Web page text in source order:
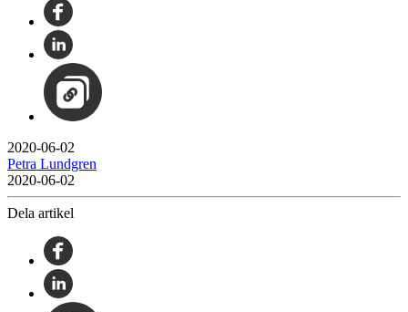
2020-06-02
Petra Lundgren
2020-06-02
Dela artikel